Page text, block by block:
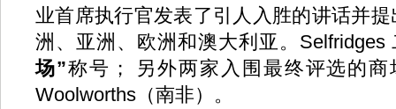
业首席执行官发表了引人入胜的讲话并
洲、亚洲、欧洲和澳大利亚。Selfridges
场”称号； 另外两家入围最终评选的商
Woolworths（南非）。